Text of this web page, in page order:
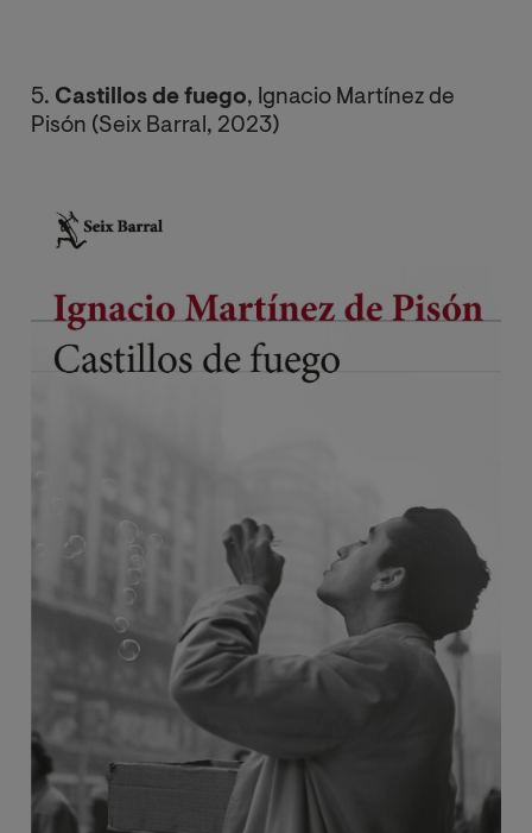
5. Castillos de fuego, Ignacio Martínez de
Pisón (Seix Barral, 2023)